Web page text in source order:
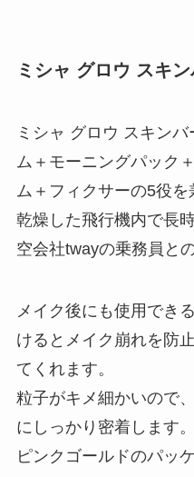
ミシャ グロウ スキ
ミシャ グロウ スキン
ム＋モーニングパック
ム＋フィクサーの5役を
乾燥した飛行機内で長
空会社twayの乗務員と
メイク後にも使用でき
けるとメイク崩れを防
てくれます。
粒子がキメ細かいので
にしっかり密着します。
ピンクゴールドのパッ